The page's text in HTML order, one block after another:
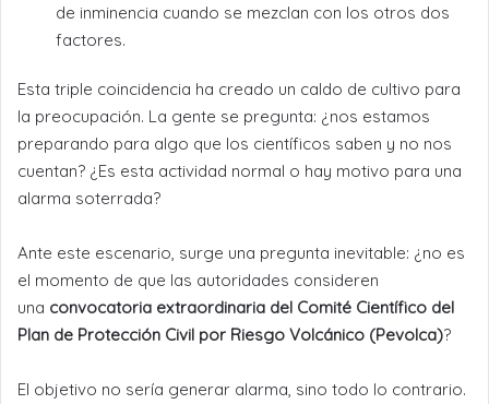
de inminencia cuando se mezclan con los otros dos
factores.
Esta triple coincidencia ha creado un caldo de cultivo para
la preocupación. La gente se pregunta: ¿nos estamos
preparando para algo que los científicos saben y no nos
cuentan? ¿Es esta actividad normal o hay motivo para una
alarma soterrada?
Ante este escenario, surge una pregunta inevitable: ¿no es
el momento de que las autoridades consideren
una convocatoria extraordinaria del Comité Científico del
Plan de Protección Civil por Riesgo Volcánico (Pevolca)?
El objetivo no sería generar alarma, sino todo lo contrario.